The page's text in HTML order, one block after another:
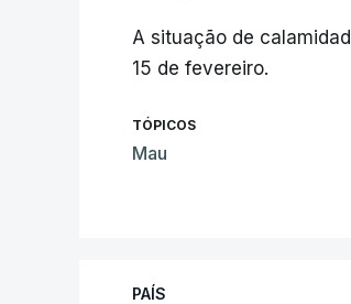
A situação de
15 de fevereiro.
TÓPICOS
Mau
PAÍS